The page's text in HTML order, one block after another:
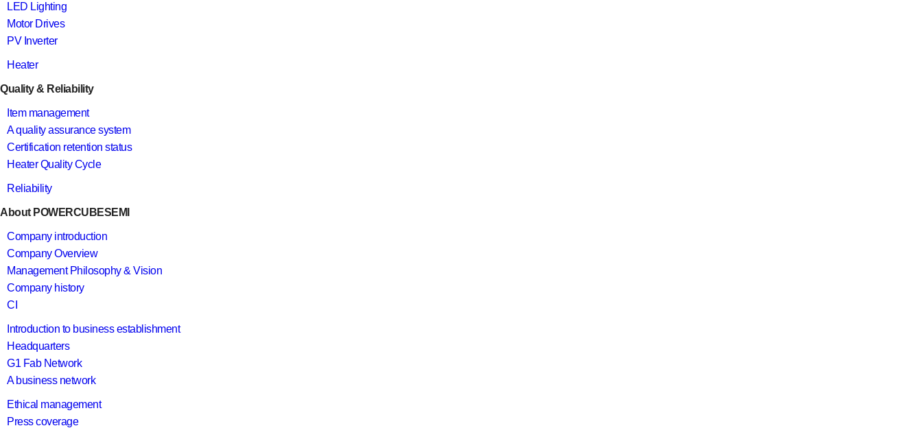
LED Lighting
Motor Drives
PV Inverter
Heater
Quality & Reliability
Item management
A quality assurance system
Certification retention status
Heater Quality Cycle
Reliability
About POWERCUBESEMI
Company introduction
Company Overview
Management Philosophy & Vision
Company history
CI
Introduction to business establishment
Headquarters
G1 Fab Network
A business network
Ethical management
Press coverage